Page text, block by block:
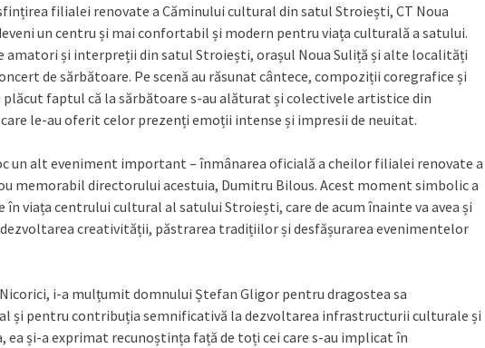
filialei renovate a Căminului cultural din satul Stroiești, CT Noua
un centru și mai confortabil și modern pentru viața culturală a satului.
amatori și interpreții din satul Stroiești, orașul Noua Suliță și alte localități
de sărbătoare. Pe scenă au răsunat cântece, compoziții coregrafice și
plăcut faptul că la sărbătoare s-au alăturat și colectivele artistice din
le-au oferit celor prezenți emoții intense și impresii de neuitat.
un alt eveniment important – înmânarea oficială a cheilor filialei renovate a
memorabil directorului acestuia, Dumitru Bilous. Acest moment simbolic a
viața centrului cultural al satului Stroiești, care de acum înainte va avea și
creativității, păstrarea tradițiilor și desfășurarea evenimentelor
i-a mulțumit domnului Ștefan Gligor pentru dragostea sa
și pentru contribuția semnificativă la dezvoltarea infrastructurii culturale și
ea și-a exprimat recunoștința față de toți cei care s-au implicat în